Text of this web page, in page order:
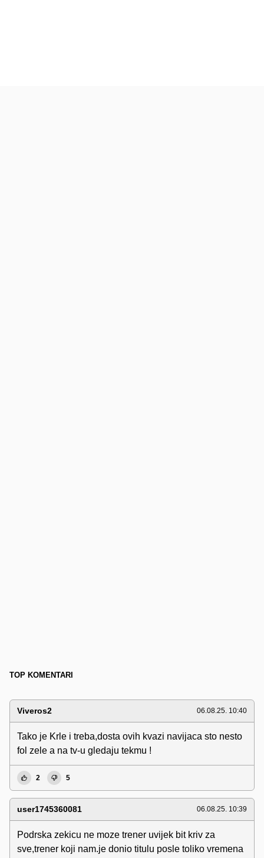
TOP KOMENTARI
Viveros2 06.08.25. 10:40
Tako je Krle i treba,dosta ovih kvazi navijaca sto nesto
fol zele a na tv-u gledaju tekmu !
2 5
user1745360081 06.08.25. 10:39
Podrska zekicu ne moze trener uvijek bit kriv za
sve,trener koji nam.je donio titulu posle toliko vremena